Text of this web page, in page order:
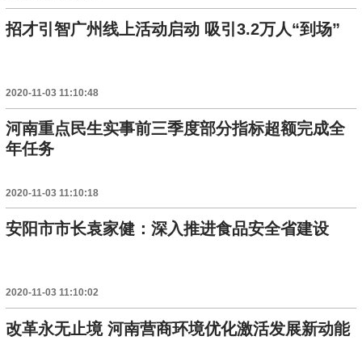
招才引智广州线上活动启动 吸引3.2万人“到场”
2020-11-03 11:10:48
河南重点民生实事前三季度部分指标超额完成全
年任务
2020-11-03 11:10:18
安阳市市长袁家健：深入推进食品安全省建设
2020-11-03 11:10:02
改革永无止境 河南营商环境优化激活发展新动能